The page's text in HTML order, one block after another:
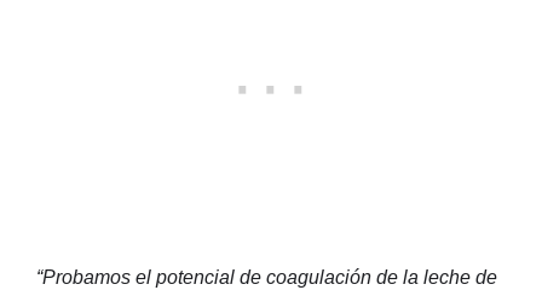
“Probamos el potencial de coagulación de la leche de